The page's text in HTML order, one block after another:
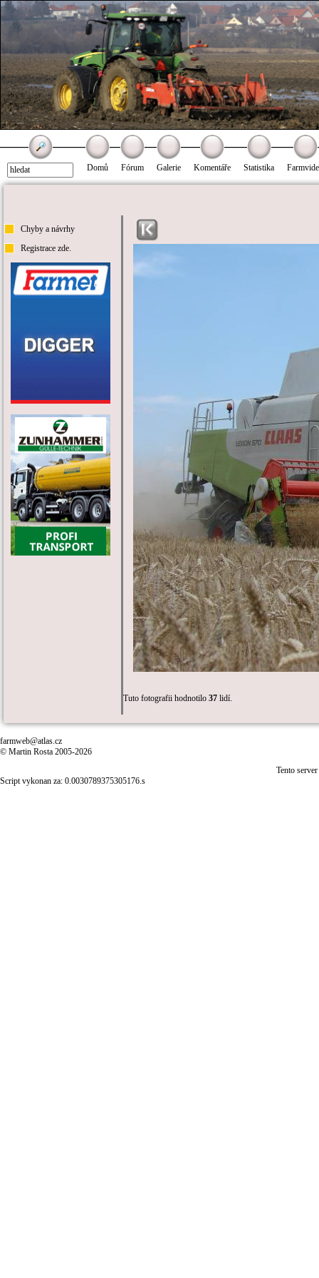
Domů Fórum Galerie Komentáře Statistika
Chyby a návrhy
Registrace zde.
Tuto fotografii hodnotilo 37 lidí.
farmweb@atlas.cz
© Martin Rosta 2005-2026
Tento
Script vykonan za: 0.0030789375305176.s